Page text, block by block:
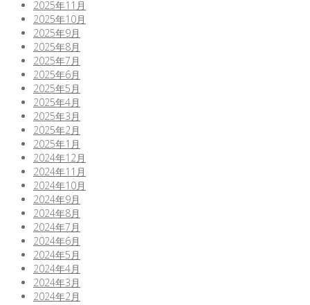
2025年11月
2025年10月
2025年9月
2025年8月
2025年7月
2025年6月
2025年5月
2025年4月
2025年3月
2025年2月
2025年1月
2024年12月
2024年11月
2024年10月
2024年9月
2024年8月
2024年7月
2024年6月
2024年5月
2024年4月
2024年3月
2024年2月